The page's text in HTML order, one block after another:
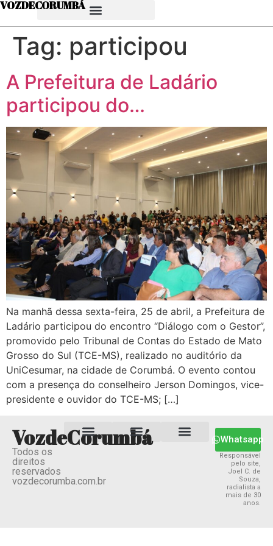
VOZDECORUMBÁ
Tag: participou
A Prefeitura de Ladário
participou do…
Na manhã dessa sexta-feira, 25 de abril, a Prefeitura de
Ladário participou do encontro “Diálogo com o Gestor”,
promovido pelo Tribunal de Contas do Estado de Mato
Grosso do Sul (TCE-MS), realizado no auditório da
UniCesumar, na cidade de Corumbá. O evento contou
com a presença do conselheiro Jerson Domingos, vice-
presidente e ouvidor do TCE-MS; […]
VozdeCorumbá
Todos os
direitos
reservados
vozdecorumba.com.br
Whatsapp
Responsável
pelo site,
Joel C. de
Souza,
radialista a
mais de 30
anos.